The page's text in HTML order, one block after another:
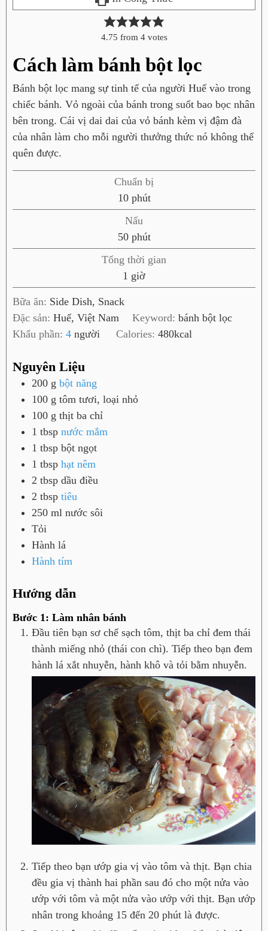
4.75 from 4votes
Cách làm bánh bột lọc
Bánh bột lọc mang sự tinh tế của người Huế vào trong
chiếc bánh. Vỏ ngoài của bánh trong suốt bao bọc nhân
bên trong. Cái vị dai dai của vỏ bánh kèm vị đậm đà
của nhân làm cho mỗi người thưởng thức nó không thể
quên được.
Chuẩn bị
10p
h
t
phút
Nấu
50p
h
t
phút
Tổng thời gian
1 g
i
giờ
Bữa ăn: Side Dish, Snack
Đặc sản: Huế, Việt Nam Keyword:bánh bột lọc
Khẩu phần: 4 người Calories:480kcal
Nguyên Liệu
200 g bột năng
100 g tôm tươi, loại nhỏ
100 g thịt ba chỉ
1 tbsp nước mắm
1 tbsp bột ngọt
1 tbsp hạt nêm
2 tbsp dầu điều
2 tbsp tiêu
250 ml nước sôi
Tỏi
Hành lá
Hành tím
Hướng dẫn
Bước 1: Làm nhân bánh
Đầu tiên bạn sơ chế sạch tôm, thịt ba chỉ đem thái
thành miếng nhỏ (thái con chì). Tiếp theo bạn đem
hành lá xắt nhuyễn, hành khô và tỏi bằm nhuyễn.
Tiếp theo bạn ướp gia vị vào tôm và thịt. Bạn chia
đều gia vị thành hai phần sau đó cho một nửa vào
ướp với tôm và một nửa vào ướp với thịt. Bạn ướp
nhân trong khoảng 15 đến 20 phút là được.